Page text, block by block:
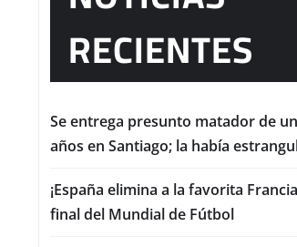
RECIENTES
Se entrega presunto matador de
años en Santiago; la había
¡España elimina a la favorita
final del Mundial de Fútbol